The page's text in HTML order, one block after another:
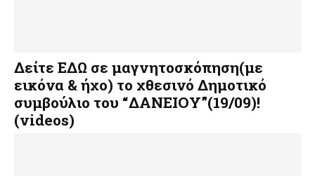
Δείτε ΕΔΩ σε μαγνητοσκόπηση(με
εικόνα & ήχο) το χθεσινό Δημοτικό
συμβούλιο του “ΔΑΝΕΙΟΥ”(19/09)!
(videos)